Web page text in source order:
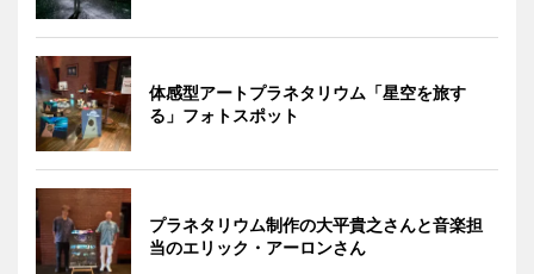
体感型アートプラネタリウム「星空を旅す
る」フォトスポット
プラネタリウム制作の大平貴之さんと音楽担
当のエリック・アーロンさん